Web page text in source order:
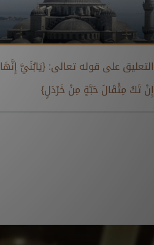
التعليق على قوله تعالى: {يَابُنَيَّ إِنَّهَا
إِنْ تَكُ مِثْقَالَ حَبَّةٍ مِنْ خَرْدَلٍ}